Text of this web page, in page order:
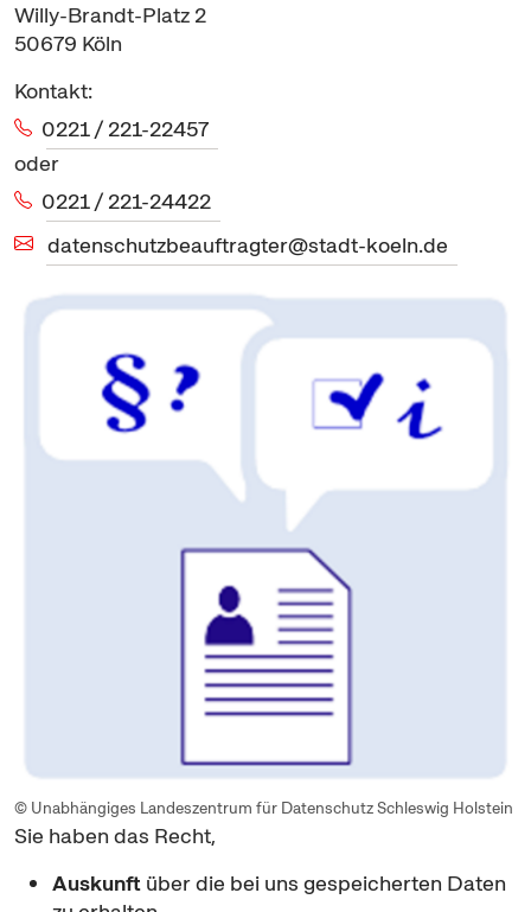
Willy-Brandt-Platz 2
50679 Köln
Kontakt:
0221 / 221-22457
oder
0221 / 221-24422
datenschutzbeauftragter@stadt-koeln.de
© Unabhängiges Landeszentrum für Datenschutz Schleswig Holstein
Sie haben das Recht,
Auskunft über die bei uns gespeicherten Daten